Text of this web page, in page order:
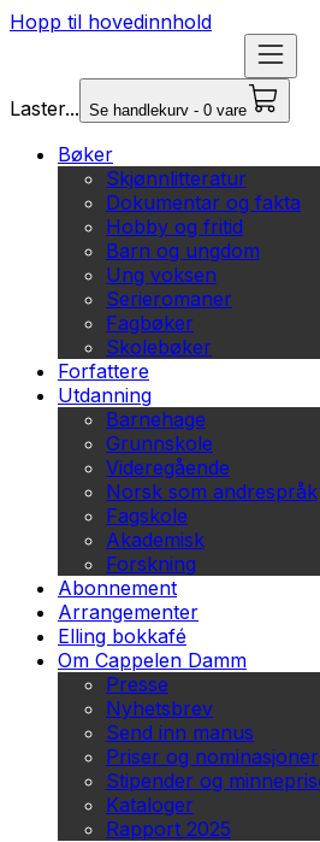
Hopp til hovedinnhold
Laster... Se handlekurv - 0 vare
Bøker
Skjønnlitteratur
Dokumentar og fakta
Hobby og fritid
Barn og ungdom
Ung voksen
Serieromaner
Fagbøker
Skolebøker
Forfattere
Utdanning
Barnehage
Grunnskole
Videregående
Norsk som andrespråk
Fagskole
Akademisk
Forskning
Abonnement
Arrangementer
Elling bokkafé
Om Cappelen Damm
Presse
Nyhetsbrev
Send inn manus
Priser og nominasjoner
Stipender og
Kataloger
Rapport 2025